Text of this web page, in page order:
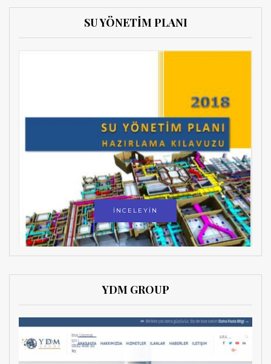
SU YÖNETİM PLANI
İNCELEYİN
YDM GROUP